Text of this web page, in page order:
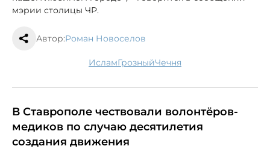
мэрии столицы ЧР.
Автор:Роман Новоселов
ислам Грозный Чечня
В Ставрополе чествовали волонтёров-
медиков по случаю десятилетия
создания движения